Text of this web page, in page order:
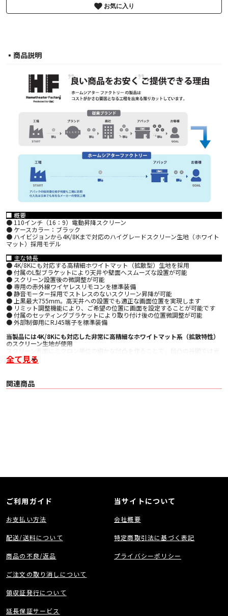
お気に入り
▪︎商品説明
■ 概要
● 110インチ（16：9）電動昇降スクリーン
● ケースカラー：ブラック
● ハイビジョンから4K/8Kまで対応のハイグレードスクリーン生地（ホワイト
マット）採用モデル
■ 主な特長
● 4K/8Kにも対応する高精細ホワイトマット（拡散型）生地を採用
● 付属のL型ブラケットにより天井や壁面へスムーズな設置が可能
● スクリーン設置後の微調整が可能
● 専用の赤外線ワイヤレスリモコンを標準装備
● 静音モーター採用でストレスのないスクリーン昇降が可能
● 上黒最大755mm。高天井への設置でも適正な画面位置を実現します
● リミット調整機能により、ご希望の位置に画面を設定することが可能です
● 付属のセッティングブラケットにより取り付け後の位置微調整が可能
● 外部制御用にRJ45端子を標準装備
当製品には4K/8Kにも対応した非常に高精細なホワイトマット系（拡散特性）
のスクリーン生地が使用
を吸収して凹凸の山では光を反射させるという効果を持たせています。これに
より、暗部の再現性を高めながらハイライトをキープすることができ、全体的
色再現性に加え、白ピークの高さと、自然で深みのある暗部再現を実現してい
ます。
（※壁や天井への設置については専門業者にご依頼ください）
250mm～1100mmの間で任意に（約35ｍｍ刻み）スクリーン下限の高さを設
定できます。
また、天井高3000ｍｍといった高天井のお部屋であっても、床面から750mm
程度の位置までスクリーンを下すことができ、様々なシチュエーションで最適
■ 主な仕様
〇 スクリーンゲイン ピークゲイン0.85±5％
〇 ケース外形寸法 W2,694×H95×D95（ｍｍ）
〇 イメージエリア（投影面）寸法 W2,435×H1,370（ｍｍ）
〇 左右黒マスク寸法（幅） 各50ｍｍ
〇 質量 14㎏
全て見る
関連商品
ご利用ガイド
お支払い方法
配送/送料について
商品の不良/返品
ご注文の取り消しについて
領収証発行について
延長保証サービス
当サイトについて
会社概要
特定商取引法に基づく表記
プライバシーポリシー